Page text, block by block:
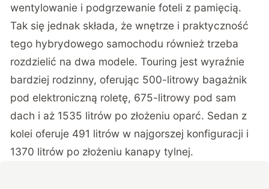
wentylowanie i podgrzewanie foteli z pamięcią.
Tak się jednak składa, że wnętrze i praktyczność
tego hybrydowego samochodu również trzeba
rozdzielić na dwa modele. Touring jest wyraźnie
bardziej rodzinny, oferując 500-litrowy bagażnik
pod elektroniczną roletę, 675-litrowy pod sam
dach i aż 1535 litrów po złożeniu oparć. Sedan z
kolei oferuje 491 litrów w najgorszej konfiguracji i
1370 litrów po złożeniu kanapy tylnej.